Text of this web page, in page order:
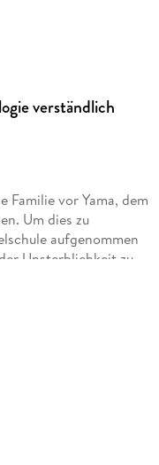
verständlich
Familie vor Yama, dem
Um dies zu
aufgenommen
Unsterblichkeit zu
Zauberwaffe
sondern auch für